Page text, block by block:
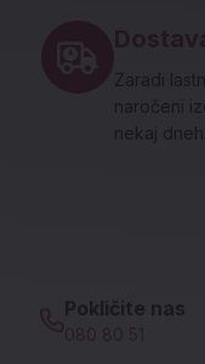
Zaradi
naročeni
nekaj dneh.
Pokličite nas
080 80 51